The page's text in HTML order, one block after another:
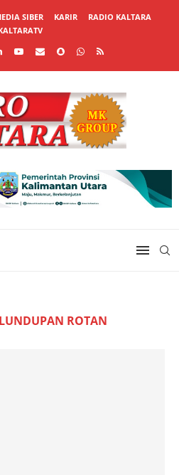
SIBER KARIR
RADIO KALTARA
ROTAN